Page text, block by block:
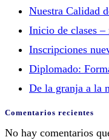
Nuestra Calidad
Inicio de clases
Inscripciones
Diplomado:
De la granja a la
Comentarios recientes
No hay comentarios